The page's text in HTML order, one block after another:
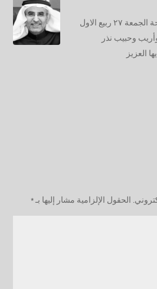
غادر دنيانا الفانية وبهدوء صبيحة الجمعة ٢٧ ربيع الاول
وأريب وحبيب نذر
الحقول الإلزامية مشار إليها بـ *